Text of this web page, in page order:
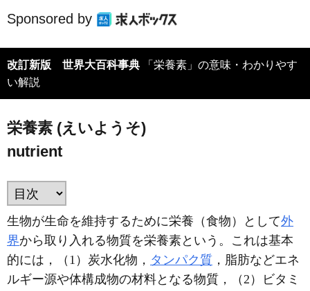
Sponsored by
改訂新版 世界大百科事典
い解説
栄養素 (えいようそ)
nutrient
生物が生命を維持するために栄養（食物）として外
界から取り入れる物質を栄養素という。これは基本
的には，（1）炭水化物， タンパク質 ，脂肪などエネ
ルギー源や体構成物の材料となる物質，（2）ビタミ